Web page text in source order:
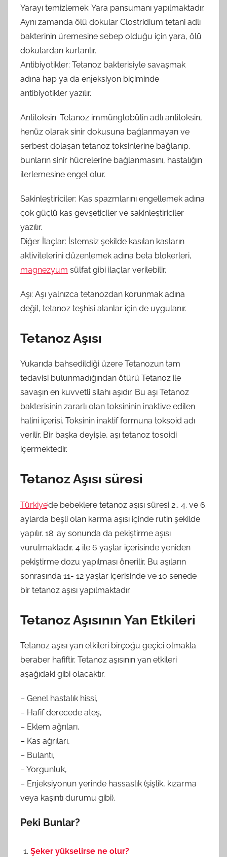
Yarayı temizlemek: Yara pansumanı yapılmaktadır.
Aynı zamanda ölü dokular Clostridium tetani adlı
bakterinin üremesine sebep olduğu için yara, ölü
dokulardan kurtarılır.
Antibiyotikler: Tetanoz bakterisiyle savaşmak
adına hap ya da enjeksiyon biçiminde
antibiyotikler yazılır.
Antitoksin: Tetanoz immünglobülin adlı antitoksin,
henüz olarak sinir dokusuna bağlanmayan ve
serbest dolaşan tetanoz toksinlerine bağlanıp,
bunların sinir hücrelerine bağlanmasını, hastalığın
ilerlemesine engel olur.
Sakinleştiriciler: Kas spazmlarını engellemek adına
çok güçlü kas gevşeticiler ve sakinleştiriciler
yazılır.
Diğer İlaçlar: İstemsiz şekilde kasılan kasların
aktivitelerini düzenlemek adına beta blokerleri,
magnezyum sülfat gibi ilaçlar verilebilir.
Aşı: Aşı yalnızca tetanozdan korunmak adına
değil, tetanoz teşhisi alanlar için de uygulanır.
Tetanoz Aşısı
Yukarıda bahsedildiği üzere Tetanozun tam
tedavisi bulunmadığından ötürü Tetanoz ile
savaşın en kuvvetli silahı aşıdır. Bu aşı Tetanoz
bakterisinin zararlı olan toksininin inaktive edilen
halini içerisi. Toksinin inaktif formuna toksoid adı
verilir. Bir başka deyişle, aşı tetanoz tosoidi
içermektedir.
Tetanoz Aşısı süresi
Türkiye’de bebeklere tetanoz aşısı süresi 2., 4. ve 6.
aylarda beşli olan karma aşısı içinde rutin şekilde
yapılır. 18. ay sonunda da pekiştirme aşısı
vurulmaktadır. 4 ile 6 yaşlar içerisinde yeniden
pekiştirme dozu yapılması önerilir. Bu aşıların
sonrasında 11- 12 yaşlar içerisinde ve 10 senede
bir tetanoz aşısı yapılmaktadır.
Tetanoz Aşısının Yan Etkileri
Tetanoz aşısı yan etkileri birçoğu geçici olmakla
beraber hafiftir. Tetanoz aşısının yan etkileri
aşağıdaki gibi olacaktır.
– Genel hastalık hissi,
– Hafif derecede ateş,
– Eklem ağrıları,
– Kas ağrıları,
– Bulantı,
– Yorgunluk,
– Enjeksiyonun yerinde hassaslık (şişlik, kızarma
veya kaşıntı durumu gibi).
Peki Bunlar?
Şeker yükselirse ne olur?